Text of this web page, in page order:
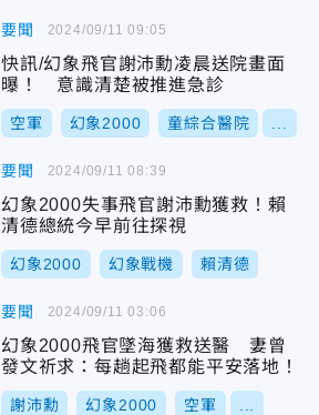
要聞
快訊/幻象飛官謝沛勳凌晨送院畫面
曝！ 意識清楚被推進急診
空軍 幻象2000 童綜合醫院
2024/09/11 09:05
要聞
幻象2000失事飛官謝沛勳獲救！賴
清德總統今早前往探視
幻象2000 幻象戰機 賴清德
2024/09/11 08:39
要聞
幻象2000飛官墜海獲救送醫 妻曾
發文祈求：每趟起飛都能平安落地！
謝沛勳 幻象2000 空軍
2024/09/11 03:06